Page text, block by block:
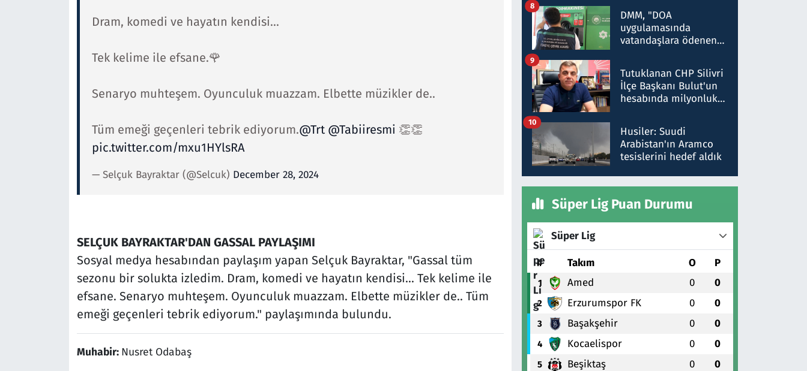
Dram, komedi ve hayatın kendisi...
Tek kelime ile efsane.🌹
Senaryo muhteşem. Oyunculuk muazzam. Elbette müzikler de..
Tüm emeği geçenleri tebrik ediyorum.@Trt @Tabiiresmi 👏👏
pic.twitter.com/mxu1HYlsRA
— Selçuk Bayraktar (@Selcuk) December 28, 2024
SELÇUK BAYRAKTAR'DAN GASSAL PAYLAŞIMI
Sosyal medya hesabından paylaşım yapan Selçuk Bayraktar, "Gassal tüm
sezonu bir solukta izledim. Dram, komedi ve hayatın kendisi... Tek kelime ile
efsane. Senaryo muhteşem. Oyunculuk muazzam. Elbette müzikler de.. Tüm
emeği geçenleri tebrik ediyorum." paylaşımında bulundu.
Muhabir: Nusret Odabaş
DMM, "DOA
uygulamasında
vatandaşlara ödenen
düşürüldüğü" iddiasını
yalanladı
8
Tutuklanan CHP Silivri
İlçe Başkanı Bulut'un
hesabında milyonluk
talimat verdi, ben
gönderdim
9
Husiler: Suudi
Arabistan'ın Aramco
tesislerini hedef aldık
10
Süper Lig Puan Durumu
Süper Lig
# Takım O P
1 Amed 0 0
2 Erzurumspor FK 0 0
3 Başakşehir 0 0
4 Kocaelispor 0 0
5 Beşiktaş 0 0